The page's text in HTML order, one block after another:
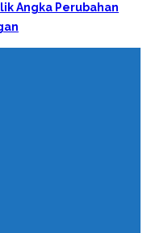
Angka Perubahan